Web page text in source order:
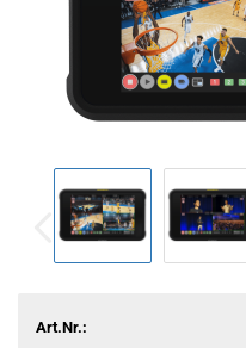
Art.Nr.: